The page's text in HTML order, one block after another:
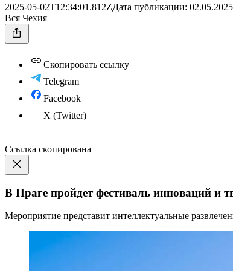
2025-05-02T12:34:01.812ZДата публикации:
Вся Чехия
Скопировать ссылку
Telegram
Facebook
X (Twitter)
Ссылка скопирована
В Праге пройдет фестиваль инноваций и
Мероприятие представит интеллектуальные